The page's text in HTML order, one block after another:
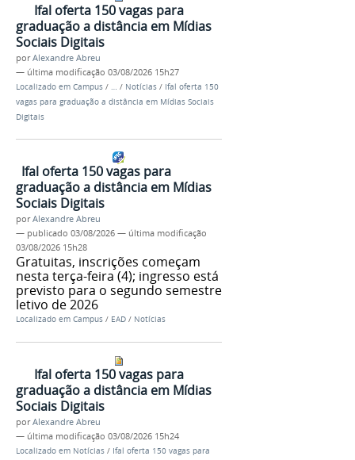
Ifal oferta 150 vagas para
graduação a distância em Mídias
Sociais Digitais
porAlexandre Abreu
— última modificação 03/08/2026 15h27
Localizado em Campus / … / Notícias / Ifal oferta 150
vagas para graduação a distância em Mídias Sociais
Digitais
Ifal oferta 150 vagas para
graduação a distância em Mídias
Sociais Digitais
porAlexandre Abreu
— publicado 03/08/2026 — última modificação
03/08/2026 15h28
Gratuitas, inscrições começam
nesta terça-feira (4); ingresso está
previsto para o segundo semestre
letivo de 2026
Localizado em Campus / EAD / Notícias
Ifal oferta 150 vagas para
graduação a distância em Mídias
Sociais Digitais
porAlexandre Abreu
— última modificação 03/08/2026 15h24
Localizado em Notícias / Ifal oferta 150 vagas para